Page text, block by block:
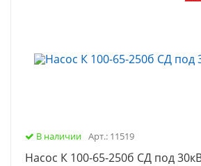
В наличии Арт.: 11519
Насос К 100-65-250б СД под